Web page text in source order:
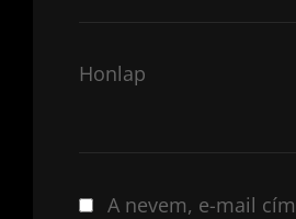
Honlap
A nevem, e-mail